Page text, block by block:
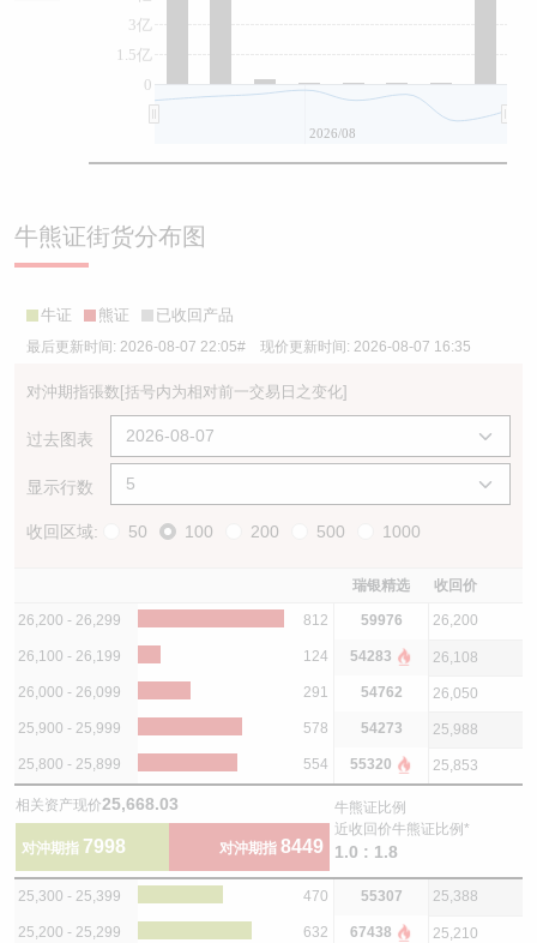
0
1.5亿
3亿
2026/08
牛熊证街货分布图
牛证 熊证 已收回产品
最后更新时间: 2026-08-07 22:05# 现价更新时间: 2026-08-07 16:35
对沖期指張数[括号内为相对前一交易日之变化]
过去图表
显示行数
收回区域: 50 100 200 500 1000
瑞银精选 收回价
26,200 - 26,299 812 59976 26,200
26,100 - 26,199 124 54283 26,108
26,000 - 26,099 291 54762 26,050
25,900 - 25,999 578 54273 25,988
25,800 - 25,899 554 55320 25,853
相关资产现价25,668.03
对沖期指 7998 对沖期指 8449
牛熊证比例
近收回价牛熊证比例*
1.0 : 1.8
25,300 - 25,399 470 55307 25,388
25,200 - 25,299 632 67438 25,210